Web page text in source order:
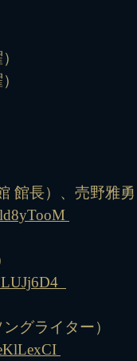
館長）、売野雅勇
グライター）